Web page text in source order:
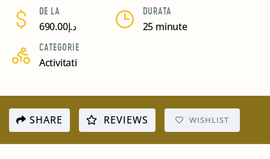
DE LA
د.إ690.00
DURATA
25 minute
CATEGORIE
Activitati
SHARE REVIEWS WISHLIST